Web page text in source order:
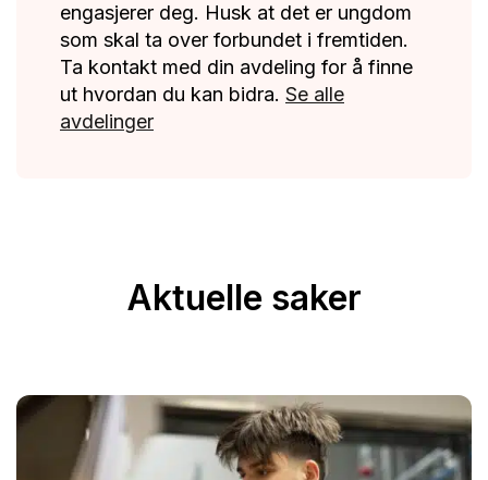
engasjerer deg. Husk at det er ungdom
som skal ta over forbundet i fremtiden.
Ta kontakt med din avdeling for å finne
ut hvordan du kan bidra. Se alle
avdelinger
Aktuelle saker